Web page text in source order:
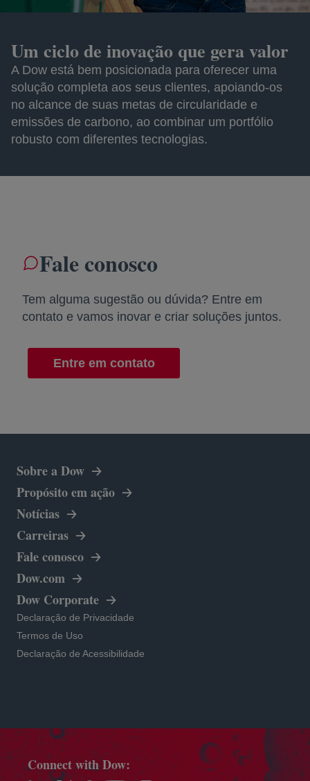
Um ciclo de inovação que gera valor
A Dow está bem posicionada para oferecer uma
solução completa aos seus clientes, apoiando-os
no alcance de suas metas de circularidade e
emissões de carbono, ao combinar um portfólio
robusto com diferentes tecnologias.
Fale conosco
Tem alguma sugestão ou dúvida? Entre em
contato e vamos inovar e criar soluções juntos.
Entre em contato
Sobre a Dow
Propósito em ação
Notícias
Carreiras
Fale conosco
Dow.com abre em uma nova guia
Dow Corporate abre em uma nova guia
Declaração de Privacidade
abre em uma nova guia
Termos de Uso
abre em uma nova guia
Declaração de Acessibilidade
abre em uma nova guia
Connect with Dow: